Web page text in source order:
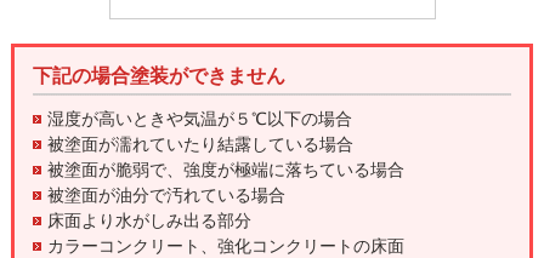
下記の場合塗装ができません
湿度が高いときや気温が５℃以下の場合
被塗面が濡れていたり結露している場合
被塗面が脆弱で、強度が極端に落ちている場合
被塗面が油分で汚れている場合
床面より水がしみ出る部分
カラーコンクリート、強化コンクリートの床面